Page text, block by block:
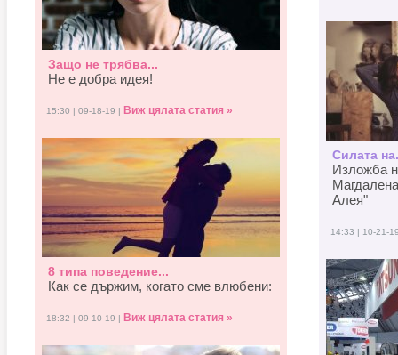
Защо не трябва...
Не е добра идея!
15:30 | 09-18-19 | Виж цялата статия »
8 типа поведение...
Как се държим, когато смe влюбени:
18:32 | 09-10-19 | Виж цялата статия »
Силата
Изложба
Алея"
14:33 | 10-21-